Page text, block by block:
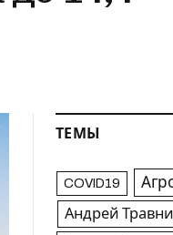
ТЕМЫ
COVID19
Андрей